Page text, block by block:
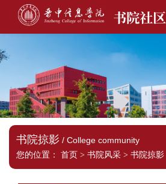
书院社区
书院掠影 / College community
您的位置：
首页 > 书院风采 > 书院掠影